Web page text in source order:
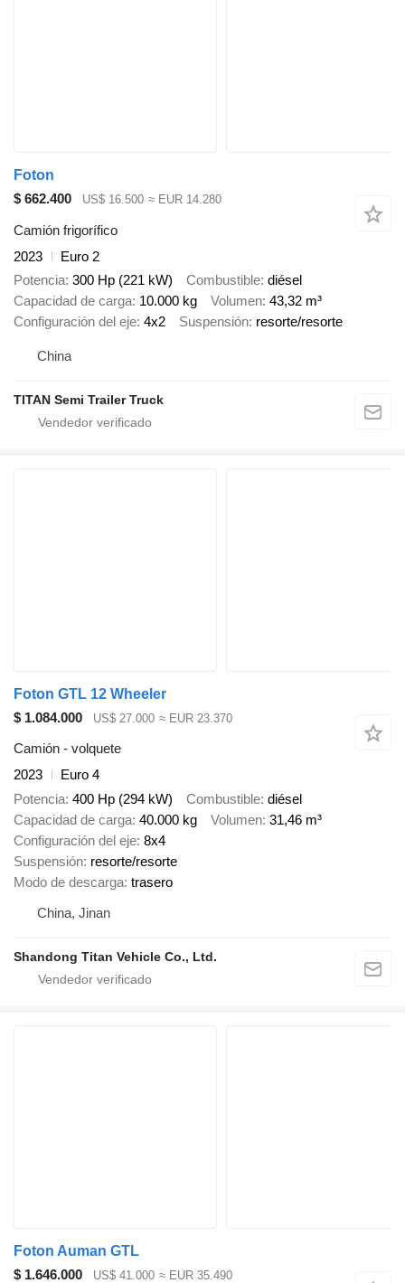
Foton
$ 662.400
US$ 16.500 ≈ EUR 14.280
Camión frigorífico
2023
Euro 2
Potencia 300 Hp (221 kW) Combustible diésel
Capacidad de carga 10.000 kg Volumen 43,32 m³
Configuración del eje 4x2 Suspensión resorte/resorte
China
TITAN Semi Trailer Truck
Foton GTL 12 Wheeler
$ 1.084.000
US$ 27.000 ≈ EUR 23.370
Camión - volquete
2023
Euro 4
Potencia 400 Hp (294 kW) Combustible diésel
Capacidad de carga 40.000 kg Volumen 31,46 m³
Configuración del eje 8x4
Suspensión resorte/resorte
Modo de descarga trasero
China, Jinan
Shandong Titan Vehicle Co., Ltd.
Foton Auman GTL
$ 1.646.000
US$ 41.000 ≈ EUR 35.490